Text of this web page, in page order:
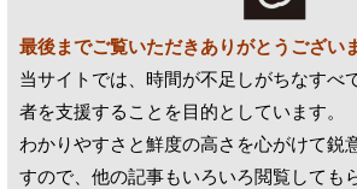
最後までご覧いただきありがとうござい
当サイトでは、時間が不足しがちなすべ
者を支援することを目的としています。
わかりやすさと鮮度の高さを心がけて鋭
すので、他の記事もいろいろ閲覧しても